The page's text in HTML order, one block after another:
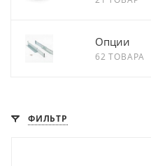
Опции
62 ТОВАРА
ФИЛЬТР